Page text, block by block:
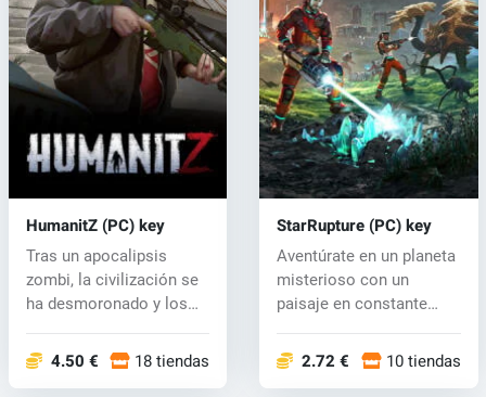
HumanitZ (PC) key
Tras un apocalipsis
zombi, la civilización se
ha desmoronado y los
4.50 € 18 tiendas
StarRupture (PC) key
Aventúrate en un planeta
misterioso con un
paisaje en constante
2.72 € 10 tiendas